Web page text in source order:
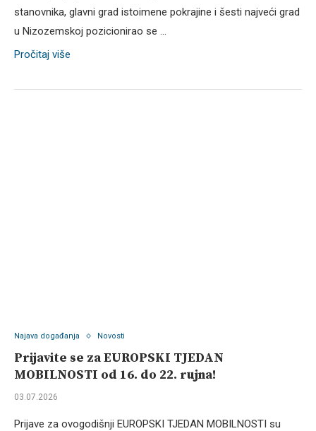
stanovnika, glavni grad istoimene pokrajine i šesti najveći grad
u Nizozemskoj pozicionirao se …
Pročitaj više
Najava događanja Novosti
Prijavite se za EUROPSKI TJEDAN
MOBILNOSTI od 16. do 22. rujna!
03.07.2026
Prijave za ovogodišnji EUROPSKI TJEDAN MOBILNOSTI su